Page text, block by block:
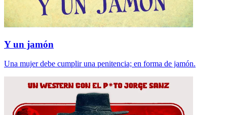
Y un jamón
Una mujer debe cumplir una penitencia; en forma de jamón.